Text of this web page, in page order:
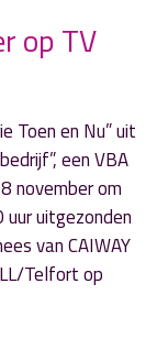
van Tower
Mangel’
op TV
Toen en Nu” uit
een VBA
november om
uitgezonden
van CAIWAY
Telfort op